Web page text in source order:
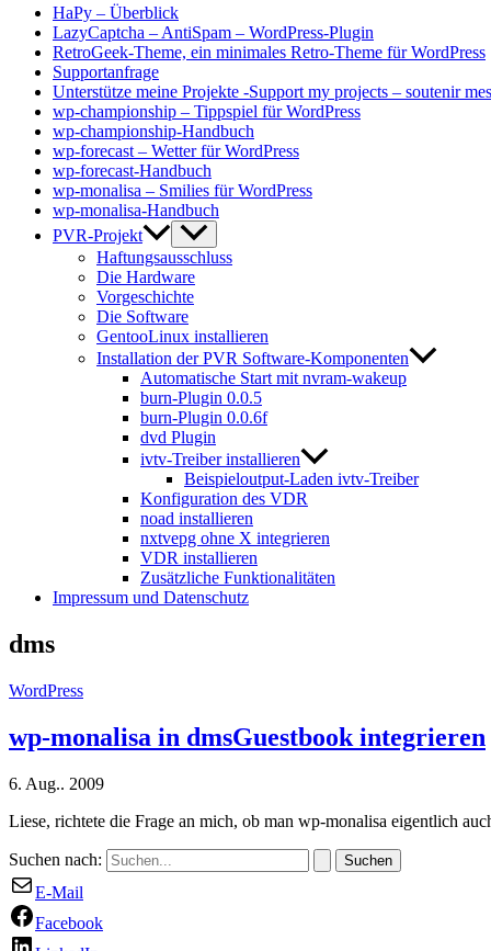
HaPy – Überblick
LazyCaptcha – AntiSpam – WordPress-Plugin
RetroGeek-Theme, ein minimales Retro-Theme für WordPress
Supportanfrage
Unterstütze meine Projekte -Support my projects – soutenir
wp-championship – Tippspiel für WordPress
wp-championship-Handbuch
wp-forecast – Wetter für WordPress
wp-forecast-Handbuch
wp-monalisa – Smilies für WordPress
wp-monalisa-Handbuch
PVR-Projekt
Haftungsausschluss
Die Hardware
Vorgeschichte
Die Software
GentooLinux installieren
Installation der PVR Software-Komponenten
Automatische Start mit nvram-wakeup
burn-Plugin 0.0.5
burn-Plugin 0.0.6f
dvd Plugin
ivtv-Treiber installieren
Beispieloutput-Laden ivtv-Treiber
Konfiguration des VDR
noad installieren
nxtvepg ohne X integrieren
VDR installieren
Zusätzliche Funktionalitäten
Impressum und Datenschutz
dms
WordPress
wp-monalisa in dmsGuestbook integrieren
6. Aug.. 2009
Liese, richtete die Frage an mich, ob man wp-monalisa eigentlich
Suchen nach:
E-Mail
Facebook